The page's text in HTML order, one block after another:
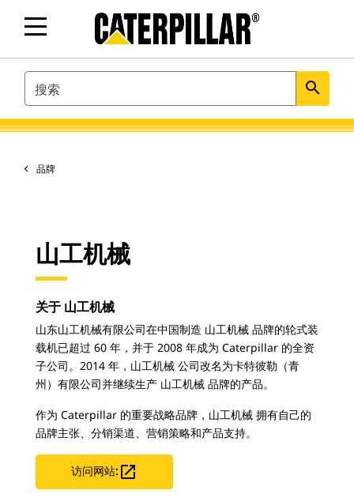
SEARCH search
品牌
山工机械
关于 山工机械
山东山工机械有限公司在中国制造 山工机械 品牌的轮式装
载机已超过 60 年，并于 2008 年成为 Caterpillar 的全资
子公司。2014 年，山工机械 公司改名为卡特彼勒（青
州）有限公司并继续生产 山工机械 品牌的产品。
作为 Caterpillar 的重要战略品牌，山工机械 拥有自己的
品牌主张、分销渠道、营销策略和产品支持。
访问网站: 